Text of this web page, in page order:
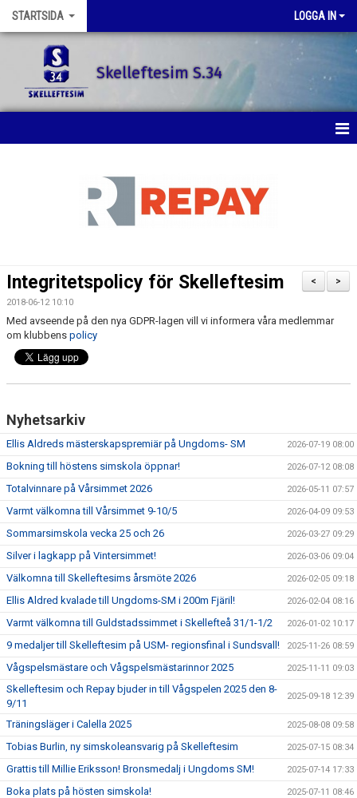
STARTSIDA LOGGA IN
Skelleftesim S.34
TÄVLINGAR
KONTAKT
KALENDER
LEDIGA TJÄNSTER
DOKUMENT
>
<
Integritetspolicy för Skelleftesim
2018-06-12 10:10
Med avseende på den nya GDPR-lagen vill vi informera våra medlemmar
om klubbens policy
Nyhetsarkiv
Ellis Aldreds mästerskapspremiär på Ungdoms- SM 2026-07-19 08:00
Bokning till höstens simskola öppnar! 2026-07-12 08:08
Totalvinnare på Vårsimmet 2026 2026-05-11 07:57
Varmt välkomna till Vårsimmet 9-10/5 2026-04-09 09:53
Sommarsimskola vecka 25 och 26 2026-03-27 09:29
Silver i lagkapp på Vintersimmet! 2026-03-06 09:04
Välkomna till Skelleftesims årsmöte 2026 2026-02-05 09:18
Ellis Aldred kvalade till Ungdoms-SM i 200m Fjäril! 2026-02-04 08:16
Varmt välkomna till Guldstadssimmet i Skellefteå 31/1-1/2 2026-01-02 10:17
9 medaljer till Skelleftesim på USM- regionsfinal i Sundsvall! 2025-11-26 08:59
Vågspelsmästare och Vågspelsmästarinnor 2025 2025-11-11 09:03
Skelleftesim och Repay bjuder in till Vågspelen 2025 den 8-
9/11
2025-09-18 12:39
Träningsläger i Calella 2025 2025-08-08 09:58
Tobias Burlin, ny simskoleansvarig på Skelleftesim 2025-07-15 08:34
Grattis till Millie Eriksson! Bronsmedalj i Ungdoms SM! 2025-07-14 17:33
Boka plats på hösten simskola! 2025-07-11 08:46